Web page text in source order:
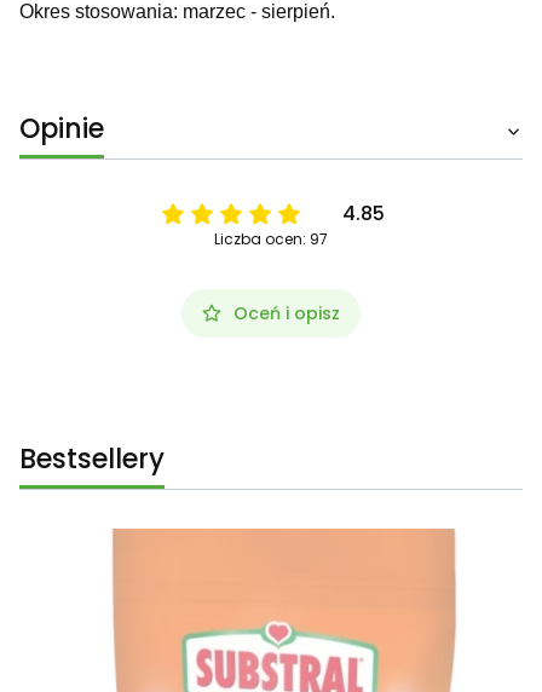
Okres stosowania: marzec - sierpień.
Opinie
4.85
Liczba ocen: 97
Oceń i opisz
Bestsellery